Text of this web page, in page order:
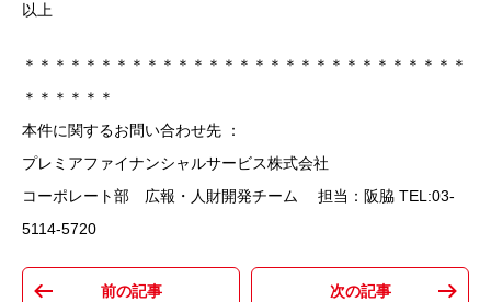
以上
＊＊＊＊＊＊＊＊＊＊＊＊＊＊＊＊＊＊＊＊＊＊＊＊＊＊＊＊＊
＊＊＊＊＊＊
本件に関するお問い合わせ先 ：
プレミアファイナンシャルサービス株式会社
コーポレート部 広報・人財開発チーム 担当：阪脇 TEL:03-
5114-5720